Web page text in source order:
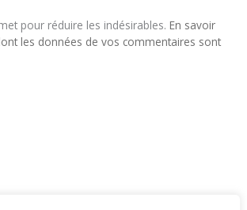
pour réduire les indésirables. En savoir
les données de vos commentaires sont